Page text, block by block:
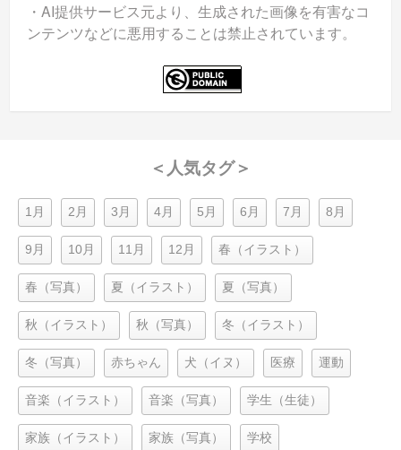
・AI提供サービス元より、生成された画像を有害なコ
ンテンツなどに悪用することは禁止されています。
＜人気タグ＞
1月 2月 3月 4月 5月 6月 7月 8月
9月 10月 11月 12月 春（イラスト）
春（写真） 夏（イラスト） 夏（写真）
秋（イラスト） 秋（写真） 冬（イラスト）
冬（写真） 赤ちゃん 犬（イヌ） 医療 運動
音楽（イラスト） 音楽（写真） 学生（生徒）
家族（イラスト） 家族（写真） 学校